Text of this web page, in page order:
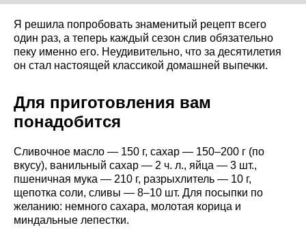
Я решила попробовать знаменитый рецепт всего
один раз, а теперь каждый сезон слив обязательно
пеку именно его. Неудивительно, что за десятилетия
он стал настоящей классикой домашней выпечки.
Для приготовления вам
понадобится
Сливочное масло — 150 г, сахар — 150–200 г (по
вкусу), ванильный сахар — 2 ч. л., яйца — 3 шт.,
пшеничная мука — 210 г, разрыхлитель — 10 г,
щепотка соли, сливы — 8–10 шт. Для посыпки по
желанию: немного сахара, молотая корица и
миндальные лепестки.